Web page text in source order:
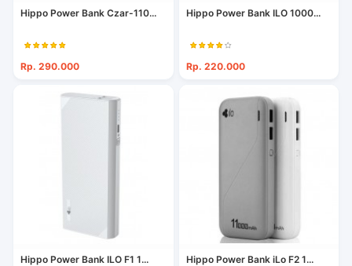
Hippo Power Bank Czar-110...
Rp. 290.000
Hippo Power Bank ILO 1000...
Rp. 220.000
Hippo Power Bank ILO F1 1... Hippo Power Bank iLo F2 1...